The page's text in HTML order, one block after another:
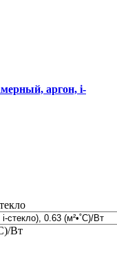
аргон, i-
Вт